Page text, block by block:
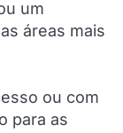
um
áreas mais
ou com
para as